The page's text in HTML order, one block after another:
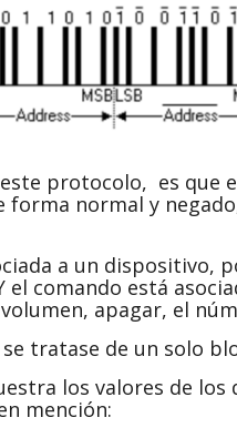
protocolo, es que
forma normal y
a un dispositivo,
el comando está
apagar, el
tratase de un solo
los valores de
mención: